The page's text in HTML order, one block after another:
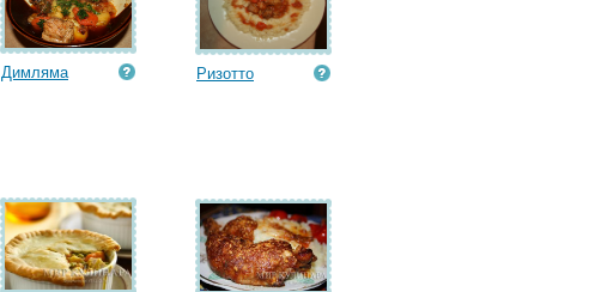
Димляма Ризотто